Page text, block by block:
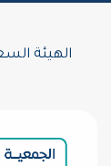
الهيئة